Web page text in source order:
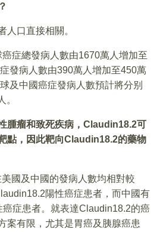
人口直接相關。
症總發病人數由1670萬人增加至
發病人數由390萬人增加至450萬
及中國癌症發病人數預計將分别
。
腫瘤和致死疾病 ，Claudin18.2可
點 ， 因此靶向Claudin18.2的藥物
國及中國的發病人數均相對較
陽性癌症患者，而中國有
症患者。就表達Claudin18.2的癌
案有限，尤其是胃癌及胰腺癌患